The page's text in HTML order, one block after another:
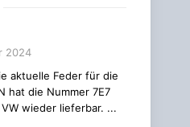
2024
aktuelle Feder für die
hat die Nummer 7E7
wieder lieferbar. ...